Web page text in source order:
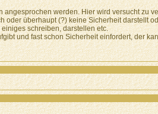
werden. Hier wird versucht zu
oder überhaupt (?) keine Sicherheit darstellt
schreiben, darstellen etc.
und fast schon Sicherheit einfordert, der